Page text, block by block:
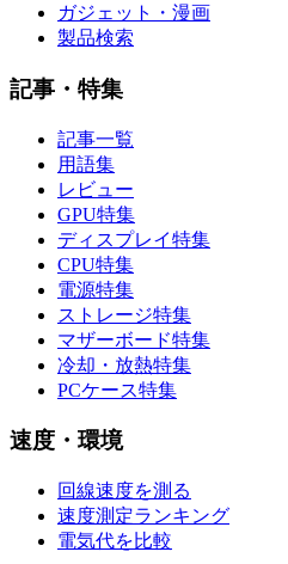
ガジェット・漫画
製品検索
記事・特集
記事一覧
用語集
レビュー
GPU特集
ディスプレイ特集
CPU特集
電源特集
ストレージ特集
マザーボード特集
冷却・放熱特集
PCケース特集
速度・環境
回線速度を測る
速度測定ランキング
電気代を比較